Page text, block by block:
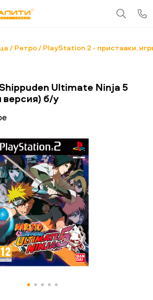
Ретро PlayStation 2 - приставки,
Ultimate Ninja 5
версия) б/у